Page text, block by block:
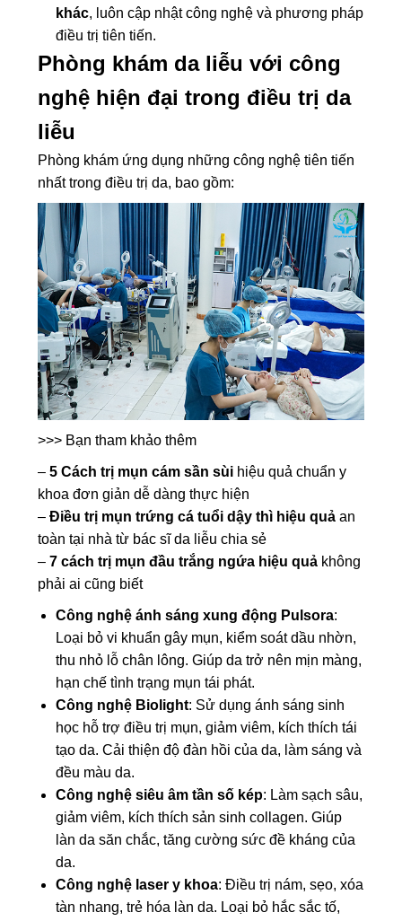
khác, luôn cập nhật công nghệ và phương pháp
điều trị tiên tiến.
Phòng khám da liễu với công
nghệ hiện đại trong điều trị da
liễu
Phòng khám ứng dụng những công nghệ tiên tiến
nhất trong điều trị da, bao gồm:
>>> Bạn tham khảo thêm
–5 Cách trị mụn cám sần sùi hiệu quả chuẩn y
khoa đơn giản dễ dàng thực hiện
–Điều trị mụn trứng cá tuổi dậy thì hiệu quả an
toàn tại nhà từ bác sĩ da liễu chia sẻ
–7 cách trị mụn đầu trắng ngứa hiệu quả không
phải ai cũng biết
Công nghệ ánh sáng xung động Pulsora:
Loại bỏ vi khuẩn gây mụn, kiểm soát dầu nhờn,
thu nhỏ lỗ chân lông. Giúp da trở nên mịn màng,
hạn chế tình trạng mụn tái phát.
Công nghệ Biolight: Sử dụng ánh sáng sinh
học hỗ trợ điều trị mụn, giảm viêm, kích thích tái
tạo da. Cải thiện độ đàn hồi của da, làm sáng và
đều màu da.
Công nghệ siêu âm tần số kép: Làm sạch sâu,
giảm viêm, kích thích sản sinh collagen. Giúp
làn da săn chắc, tăng cường sức đề kháng của
da.
Công nghệ laser y khoa: Điều trị nám, sẹo, xóa
tàn nhang, trẻ hóa làn da. Loại bỏ hắc sắc tố,